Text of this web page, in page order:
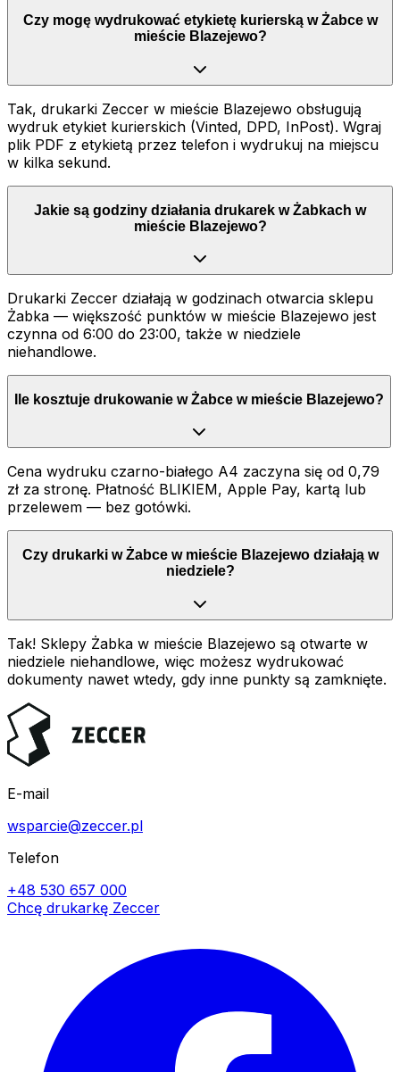
Czy mogę wydrukować etykietę kurierską w Żabce w
mieście Blazejewo?
Tak, drukarki Zeccer w mieście Blazejewo obsługują
wydruk etykiet kurierskich (Vinted, DPD, InPost). Wgraj
plik PDF z etykietą przez telefon i wydrukuj na miejscu
w kilka sekund.
Jakie są godziny działania drukarek w Żabkach w
mieście Blazejewo?
Drukarki Zeccer działają w godzinach otwarcia sklepu
Żabka — większość punktów w mieście Blazejewo jest
czynna od 6:00 do 23:00, także w niedziele
niehandlowe.
Ile kosztuje drukowanie w Żabce w mieście Blazejewo?
Cena wydruku czarno-białego A4 zaczyna się od 0,79
zł za stronę. Płatność BLIKIEM, Apple Pay, kartą lub
przelewem — bez gotówki.
Czy drukarki w Żabce w mieście Blazejewo działają w
niedziele?
Tak! Sklepy Żabka w mieście Blazejewo są otwarte w
niedziele niehandlowe, więc możesz wydrukować
dokumenty nawet wtedy, gdy inne punkty są zamknięte.
E-mail
wsparcie@zeccer.pl
Telefon
+48 530 657 000
Chcę drukarkę Zeccer